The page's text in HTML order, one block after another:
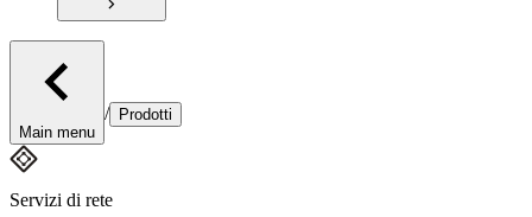
Main menu
/ Prodotti
Servizi di rete